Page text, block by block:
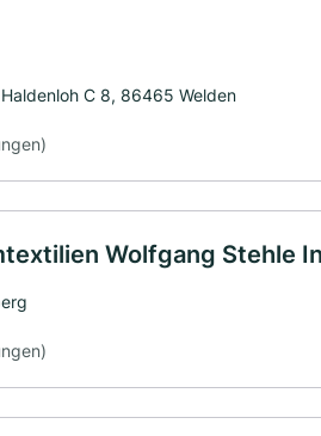
C 8, 86465 Welden
Wolfgang Stehle